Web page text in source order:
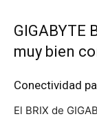
GIGABYTE
muy bien
Conectividad
El BRIX de